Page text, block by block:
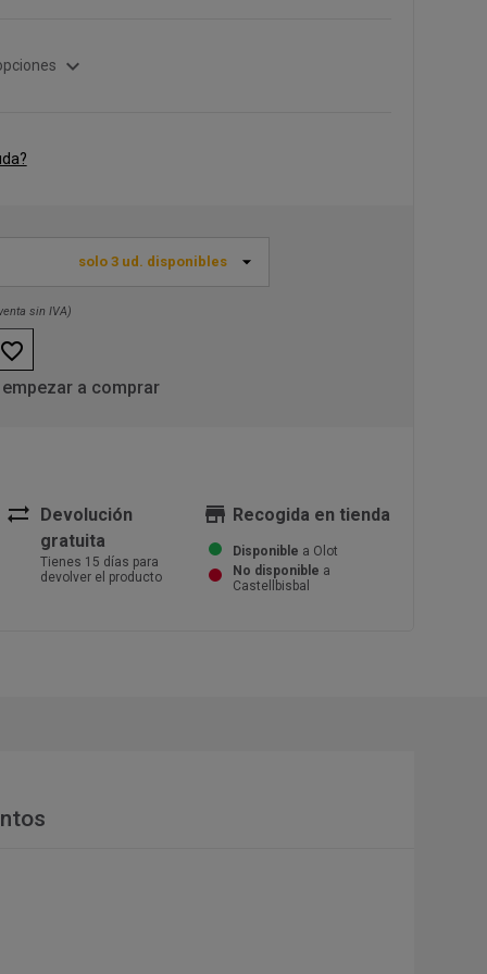
expand_more
solo 3 ud. disponibles
sin IVA)
favorite_border
a comprar
sync_alt
Devolución
gratuita
Tienes 15 días para
devolver el producto
store Recogida en tienda
Disponible a Olot
No disponible a
Castellbisbal